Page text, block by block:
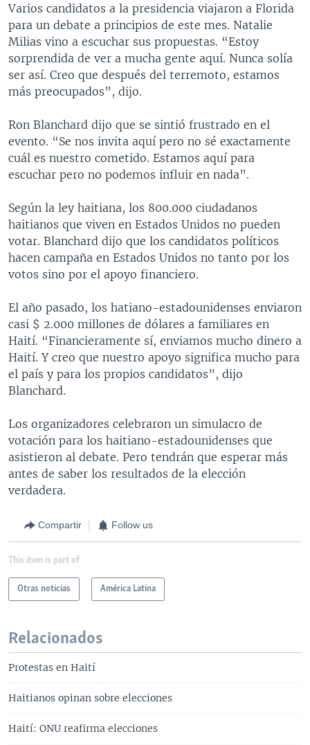
Varios candidatos a la presidencia viajaron a Florida
para un debate a principios de este mes. Natalie
Milias vino a escuchar sus propuestas. “Estoy
sorprendida de ver a mucha gente aquí. Nunca solía
ser así. Creo que después del terremoto, estamos
más preocupados”, dijo.
Ron Blanchard dijo que se sintió frustrado en el
evento. “Se nos invita aquí pero no sé exactamente
cuál es nuestro cometido. Estamos aquí para
escuchar pero no podemos influir en nada”.
Según la ley haitiana, los 800.000 ciudadanos
haitianos que viven en Estados Unidos no pueden
votar. Blanchard dijo que los candidatos políticos
hacen campaña en Estados Unidos no tanto por los
votos sino por el apoyo financiero.
El año pasado, los hatiano-estadounidenses enviaron
casi $ 2.000 millones de dólares a familiares en
Haití. “Financieramente sí, enviamos mucho dinero a
Haití. Y creo que nuestro apoyo significa mucho para
el país y para los propios candidatos”, dijo
Blanchard.
Los organizadores celebraron un simulacro de
votación para los haitiano-estadounidenses que
asistieron al debate. Pero tendrán que esperar más
antes de saber los resultados de la elección
verdadera.
Compartir Follow us
This item is part of
Otras noticias América Latina
Relacionados
Protestas en Haití
Haitianos opinan sobre elecciones
Haití: ONU reafirma elecciones